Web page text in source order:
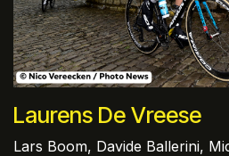
Laurens De Vreese
Lars Boom, Davide Ballerini,